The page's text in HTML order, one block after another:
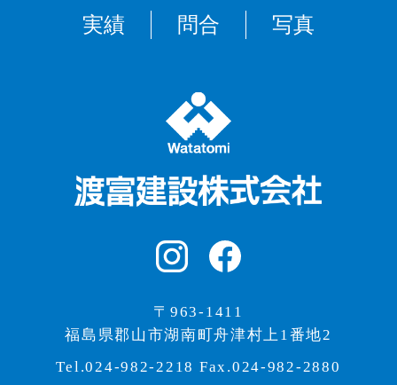
実績 問合 写真
〒963-1411
福島県郡山市湖南町舟津村上1番地2
Tel.024-982-2218 Fax.024-982-2880